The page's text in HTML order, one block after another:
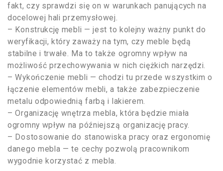
fakt, czy sprawdzi się on w warunkach panujących na
docelowej hali przemysłowej.
– Konstrukcję mebli — jest to kolejny ważny punkt do
weryfikacji, który zaważy na tym, czy meble będą
stabilne i trwałe. Ma to także ogromny wpływ na
możliwość przechowywania w nich ciężkich narzędzi.
– Wykończenie mebli — chodzi tu przede wszystkim o
łączenie elementów mebli, a także zabezpieczenie
metalu odpowiednią farbą i lakierem.
– Organizację wnętrza mebla, która będzie miała
ogromny wpływ na późniejszą organizację pracy.
– Dostosowanie do stanowiska pracy oraz ergonomię
danego mebla — te cechy pozwolą pracownikom
wygodnie korzystać z mebla.